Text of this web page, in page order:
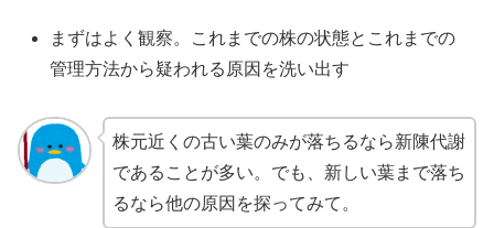
まずはよく観察。これまでの株の状態とこれまでの
管理方法から疑われる原因を洗い出す
株元近くの古い葉のみが落ちるなら新陳代謝
であることが多い。でも、新しい葉まで落ち
るなら他の原因を探ってみて。